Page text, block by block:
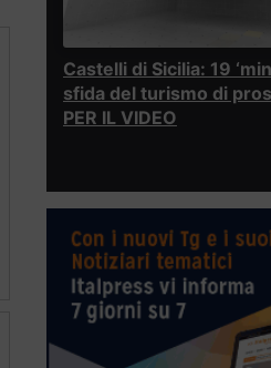
Castelli di Sicilia: 19
sfida del turismo di
PER IL VIDEO